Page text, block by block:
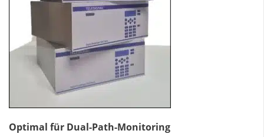
Optimal für Dual-Path-Monitoring